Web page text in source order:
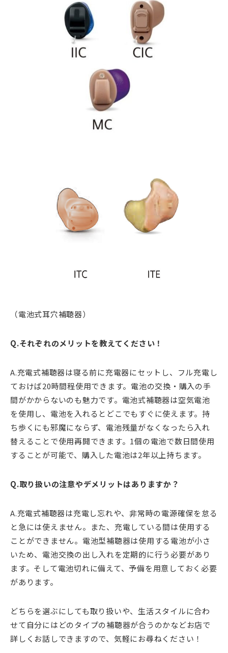
（電池式耳穴補聴器）
Q.それぞれのメリットを教えてください！
A.充電式補聴器は寝る前に充電器にセットし、フル充電し
ておけば20時間程使用できます。電池の交換・購入の手
間がかからないのも魅力です。電池式補聴器は空気電池
を使用し、電池を入れるとどこでもすぐに使えます。持
ち歩くにも邪魔にならず、電池残量がなくなったら入れ
替えることで使用再開できます。1個の電池で数日間使用
することが可能で、購入した電池は2年以上持ちます。
Q.取り扱いの注意やデメリットはありますか？
A.充電式補聴器は充電し忘れや、非常時の電源確保を怠る
と急には使えません。また、充電している間は使用する
ことができません。電池型補聴器は使用する電池が小さ
いため、電池交換の出し入れを定期的に行う必要があり
ます。そして電池切れに備えて、予備を用意しておく必要
があります。
どちらを選ぶにしても取り扱いや、生活スタイルに合わ
せて自分にはどのタイプの補聴器が合うのかなどお店で
詳しくお話しできますので、気軽にお尋ねください！